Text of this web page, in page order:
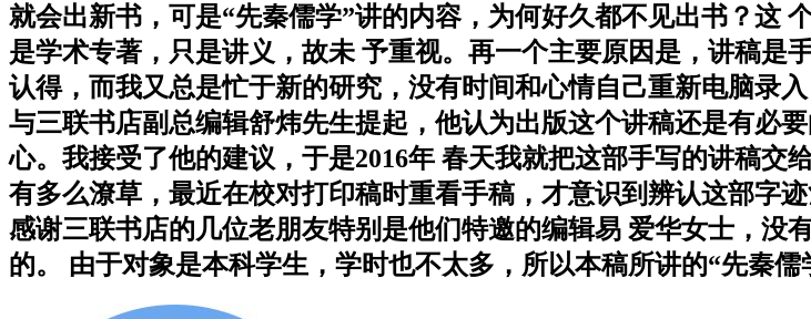
就会出新书，可是“先秦儒学”讲的内容，为何好久都不见出书？这
是学术专著，只是讲义，故未 予重视。再一个主要原因是，讲稿是
认得，而我又总是忙于新的研究，没有时间和心情自己重新电脑录
与三联书店副总编辑舒炜先生提起，他认为出版这个讲稿还是有必
心。我接受了他的建议，于是2016年 春天我就把这部手写的讲稿
有多么潦草，最近在校对打印稿时重看手稿，才意识到辨认这部字
感谢三联书店的几位老朋友特别是他们特邀的编辑易 爱华女士，没
的。 由于对象是本科学生，学时也不太多，所以本稿所讲的“先秦